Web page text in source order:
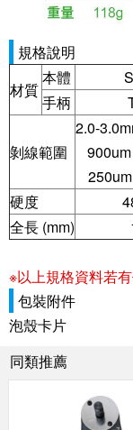
規格說明
材質
本體
手柄
剝線範圍
2.0-
硬度
全長 (mm)
※以上規格資料若
包裝附件
泡殼卡片
同類推薦